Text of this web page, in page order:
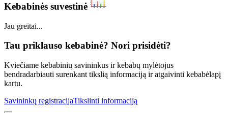
Kebabinės suvestinė
Jau greitai...
Tau priklauso kebabinė? Nori prisidėti?
Kviečiame kebabinių savininkus ir kebabų mylėtojus
bendradarbiauti surenkant tikslią informaciją ir atgaivinti kebabėlapį
kartu.
Savininkų registracijaTikslinti informaciją